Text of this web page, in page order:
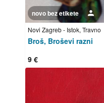
Broš, Broševi razni
Novi Zagreb - Istok, Travno
novo bez etikete
9 €